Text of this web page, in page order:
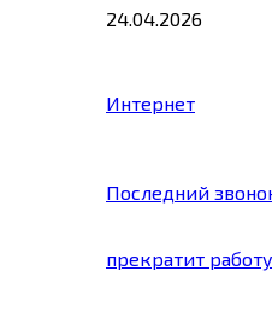
24.04.2026
Интернет
Последний
прекратит